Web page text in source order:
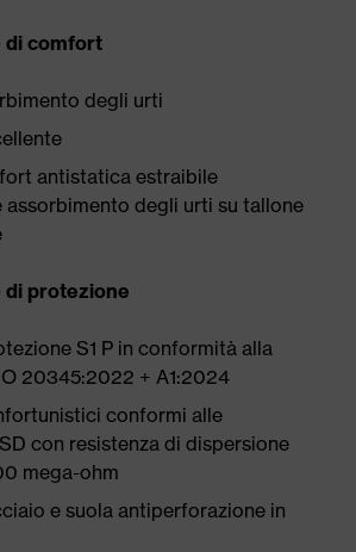
di comfort
degli urti
antistatica estraibile
assorbimento degli urti su tallone
protezione
S1 P in conformità alla
20345:2022 + A1:2024
conformi alle
con resistenza di dispersione
mega-ohm
e suola antiperforazione in